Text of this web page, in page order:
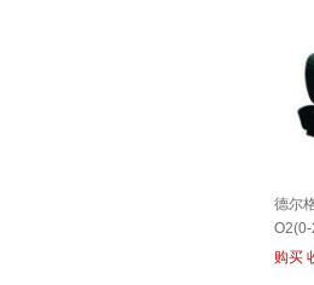
德尔
购买